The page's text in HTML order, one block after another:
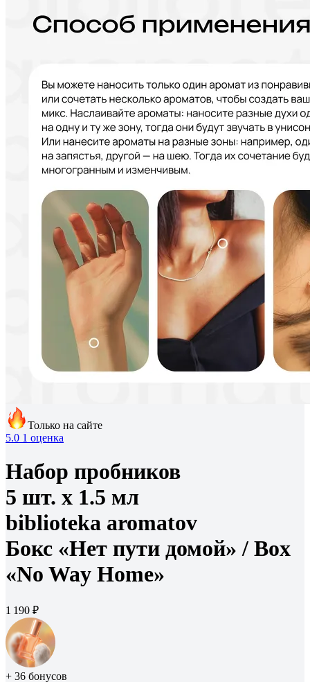
Только на сайте
5.0 1 оценка
Набор пробников
5 шт. х 1.5 мл
biblioteka aromatov
Бокс «Нет пути домой» / Box
«No Way Home»
1 190 ₽
+ 36 бонусов